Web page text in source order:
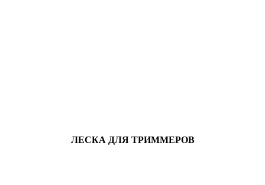
ЛЕСКА ДЛЯ ТРИММЕРОВ